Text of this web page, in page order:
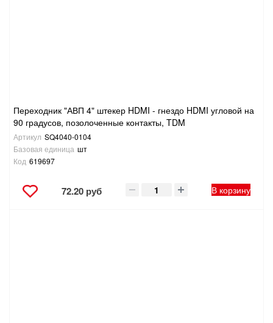
Переходник "АВП 4" штекер HDMI - гнездо HDMI угловой на
90 градусов, позолоченные контакты, TDM
Артикул SQ4040-0104
Базовая единица шт
Код 619697
72.20 руб В корзину